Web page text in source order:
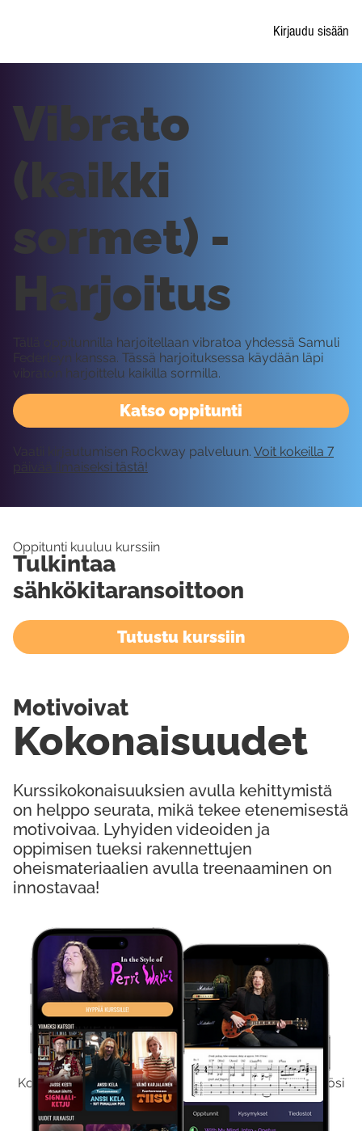
Kirjaudu sisään
Kokeile Ilmaiseksi
Kokeilemalla ilmaiseksi saat koko sisältömme käyttöösi
viikon ajaksi.
Katso oppitunti
Vibrato
(kaikki
sormet) -
Harjoitus
Tällä oppitunnilla harjoitellaan vibratoa yhdessä Samuli
Federleyn kanssa. Tässä harjoituksessa käydään läpi
vibraton harjoittelu kaikilla sormilla.
Vaatii kirjautumisen Rockway palveluun. Voit kokeilla 7
päivää ilmaiseksi tästä!
Oppitunti kuuluu kurssiin
Tulkintaa
sähkökitaransoittoon
Tutustu kurssiin
Kurssikokonaisuuksien avulla kehittymistä
on helppo seurata, mikä tekee etenemisestä
motivoivaa. Lyhyiden videoiden ja
oppimisen tueksi rakennettujen
oheismateriaalien avulla treenaaminen on
innostavaa!
Kokonaisuudet
Motivoivat